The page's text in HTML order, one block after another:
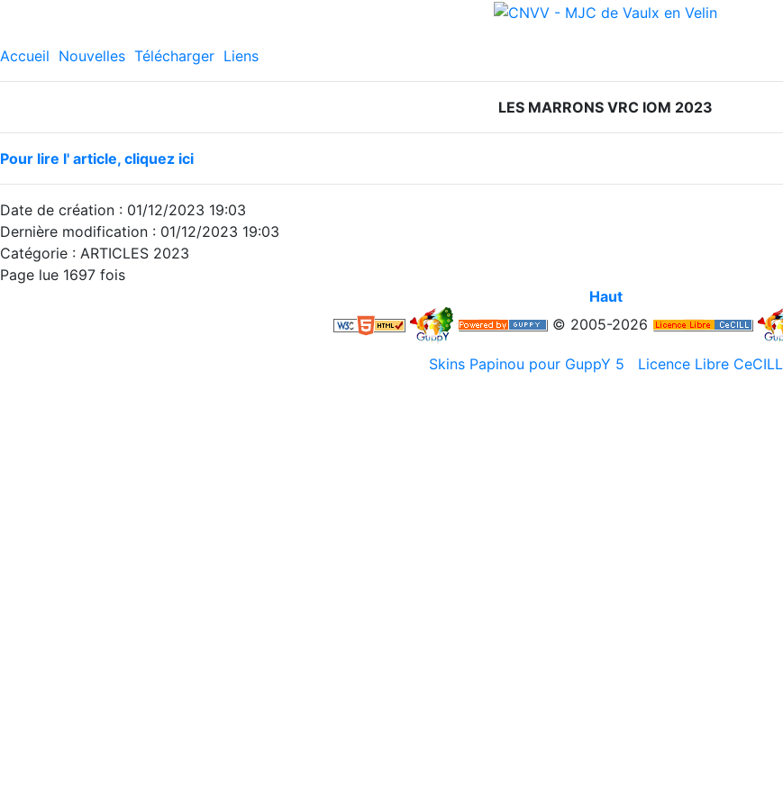
Accueil Nouvelles Télécharger Liens
LES MARRONS VRC IOM 2023
Pour lire l' article, cliquez ici
Date de création : 01/12/2023 19:03
Dernière modification : 01/12/2023 19:03
Catégorie : ARTICLES 2023
Page lue 1697 fois
Haut
© 2005-2026
Skins Papinou pour GuppY 5 Licence Libre CeCILL